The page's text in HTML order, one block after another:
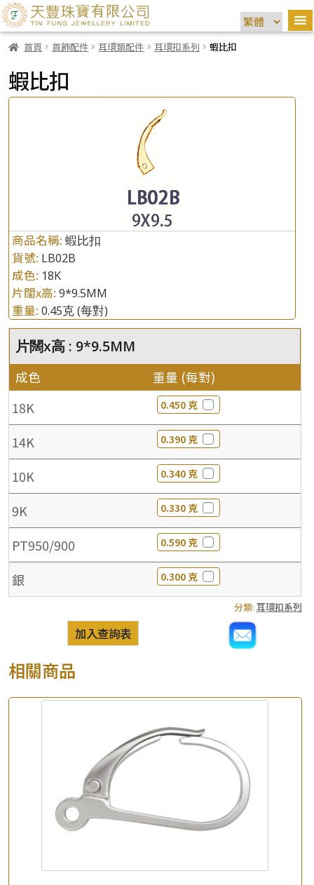
首頁 首飾配件 耳環類配件 耳環扣系列 蝦比扣
蝦比扣
商品名稱: 蝦比扣
貨號: LB02B
成色: 18K
片闊x高: 9*9.5MM
重量: 0.45克(每對)
片闊x高 : 9*9.5MM
成色 重量 (每對)
18K 0.450 克
14K 0.390 克
10K 0.340 克
9K 0.330 克
PT950/900 0.590 克
銀 0.300 克
分類: 耳環扣系列
加入查詢表
相關商品